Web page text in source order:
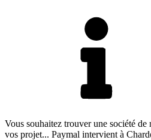
Vous souhaitez trouver une société
vos projet... Paymal intervient à